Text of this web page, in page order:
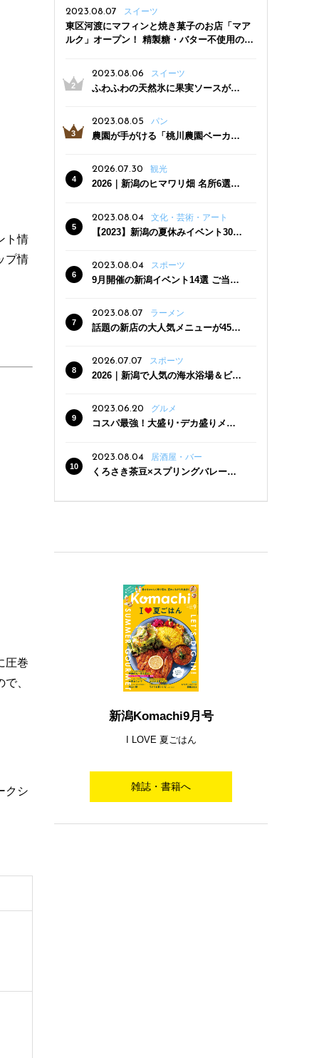
ト情
プ情
圧巻
、
クシ
2023.08.07 スイーツ
東区河渡にマフィンと焼き菓子のお店「マア
ルク」オープン！ 精製糖・バター不使用の体
2023.08.06
スイーツ
ふわふわの天然氷に果実ソースがた
三条駅近くにオープン
2023.08.05 パン
農園が手がける「桃川農園ベーカリ
った焼きたてパンのほか、ジェラー
トやスムージーも
2026.07.30 観光
2026｜新潟のヒマワリ畑 名所6選
2023.08.04
文化・芸術・アート
【2023】新潟の夏休みイベント30
2023.08.04
スポーツ
9月開催の新潟イベント14選 ご当地
2023.08.07 ラーメン
話題の新店の大人気メニューが450
クーポン登場
2026.07.07 スポーツ
2026｜新潟で人気の海水浴場＆ビー
2023.06.20
グルメ
コスパ最強！大盛り･デカ盛りメニ
2023.08.04
居酒屋・バー
くろさき茶豆×スプリングバレー豊
新潟Komachi9月号
I LOVE 夏ごはん
雑誌・書籍へ